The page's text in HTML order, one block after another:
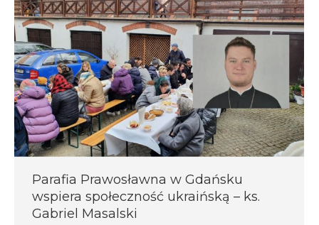
Parafia Prawosławna w Gdańsku
wspiera społeczność ukraińską – ks.
Gabriel Masalski